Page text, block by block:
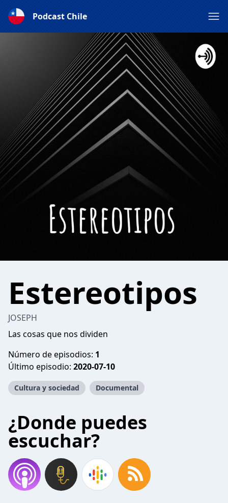
Podcast Chile
Estereotipos
JOSEPH
Las cosas que nos dividen
Número de episodios: 1
Último episodio: 2020-07-10
Cultura y sociedad Documental
¿Donde puedes
escuchar?